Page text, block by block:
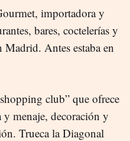
importadora y
bares, coctelerías y
Antes estaba en
club” que ofrece
y menaje, decoración y
Trueca la Diagonal